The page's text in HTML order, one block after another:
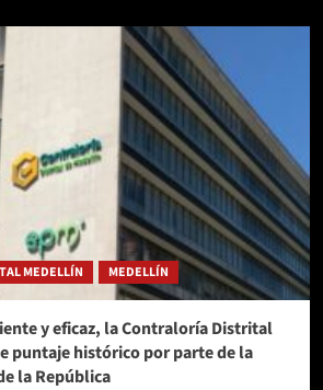
MEDELLÍN MEDELLÍN
y eficaz, la Contraloría Distrital
puntaje histórico por parte de la
la República